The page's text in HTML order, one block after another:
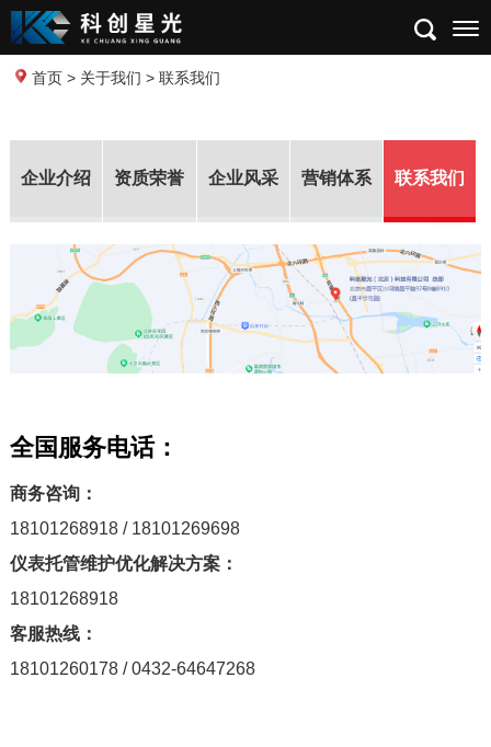
首页> 关于我们 > 联系我们
企业介绍 资质荣誉 企业风采 营销体系 联系我们
全国服务电话：
商务咨询：
18101268918 / 18101269698
仪表托管维护优化解决方案：
18101268918
客服热线：
18101260178/0432-64647268